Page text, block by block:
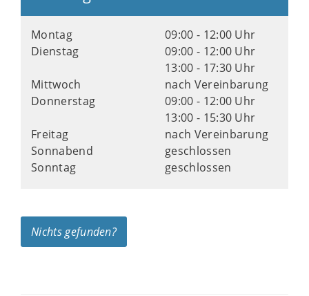
Montag
09:00 - 12:00 Uhr
Dienstag
09:00 - 12:00 Uhr
13:00 - 17:30 Uhr
Mittwoch
nach Vereinbarung
Donnerstag
09:00 - 12:00 Uhr
13:00 - 15:30 Uhr
Freitag
nach Vereinbarung
Sonnabend
geschlossen
Sonntag
geschlossen
Nichts gefunden?